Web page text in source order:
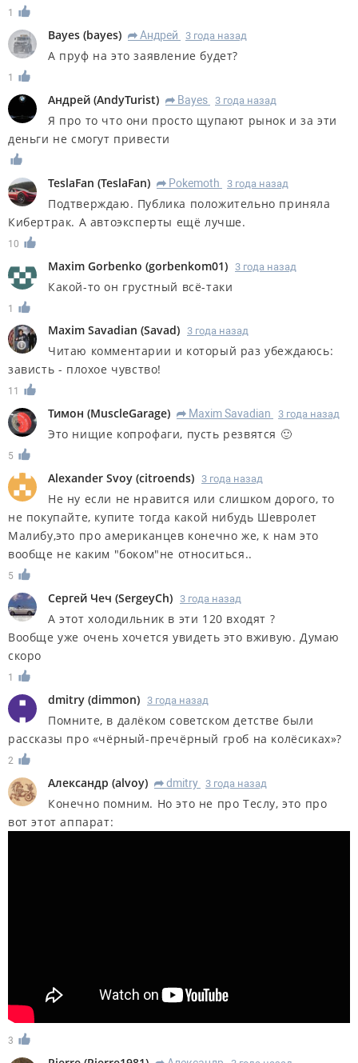
1
Bayes (bayes) R Андрей 3 года назад
А пруф на это заявление будет?
1
Андрей (AndyTurist) R Bayes 3 года назад
Я про то что они просто щупают рынок и за эти
деньги не смогут привести
TeslaFan (TeslaFan) R Pokemoth 3 года назад
Подтверждаю. Публика положительно приняла
Кибертрак. А автоэксперты ещё лучше.
10
Maxim Gorbenko (gorbenkom01) 3 года назад
Какой-то он грустный всё-таки
1
Maxim Savadian (Savad) 3 года назад
Читаю комментарии и который раз убеждаюсь:
зависть - плохое чувство!
11
Тимон (MuscleGarage) R Maxim Savadian 3 года назад
Это нищие копрофаги, пусть резвятся 🙂
5
Alexander Svoy (citroends) 3 года назад
Не ну если не нравится или слишком дорого, то
не покупайте, купите тогда какой нибудь Шевролет
Малибу,это про американцев конечно же, к нам это
вообще не каким "боком"не относиться..
5
Сергей Чеч (SergeyCh) 3 года назад
А этот холодильник в эти 120 входят ?
Вообще уже очень хочется увидеть это вживую. Думаю
скоро
1
dmitry (dimmon) 3 года назад
Помните, в далёком советском детстве были
рассказы про «чёрный-пречёрный гроб на колёсиках»?
2
Александр (alvoy) R dmitry 3 года назад
Конечно помним. Но это не про Теслу, это про
вот этот аппарат:
3